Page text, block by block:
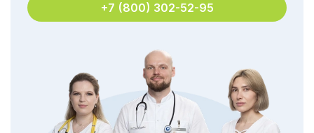
+7 (800) 302-52-95